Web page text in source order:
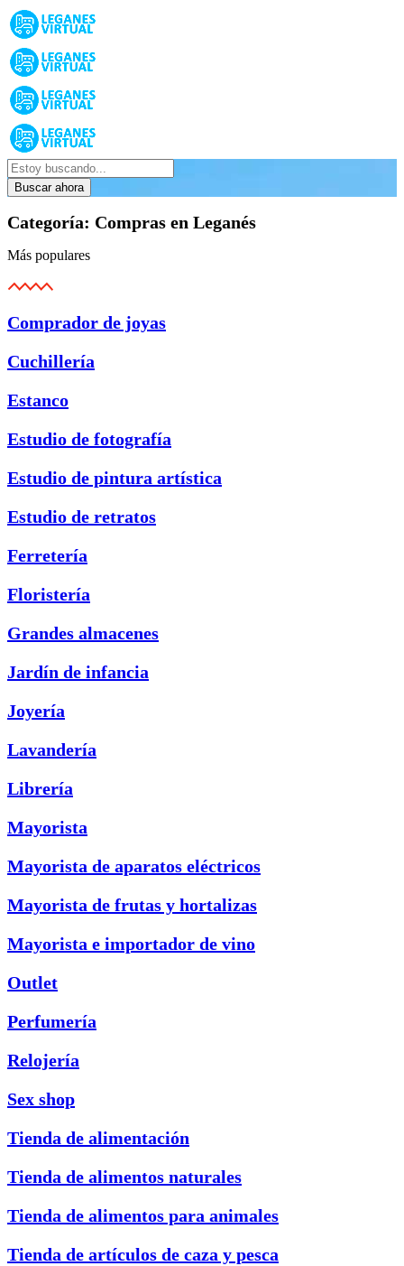
Buscar ahora
Categoría: Compras en Leganés
Más populares
Comprador de joyas
Cuchillería
Estanco
Estudio de fotografía
Estudio de pintura artística
Estudio de retratos
Ferretería
Floristería
Grandes almacenes
Jardín de infancia
Joyería
Lavandería
Librería
Mayorista
Mayorista de aparatos eléctricos
Mayorista de frutas y hortalizas
Mayorista e importador de vino
Outlet
Perfumería
Relojería
Sex shop
Tienda de alimentación
Tienda de alimentos naturales
Tienda de alimentos para animales
Tienda de artículos de caza y pesca